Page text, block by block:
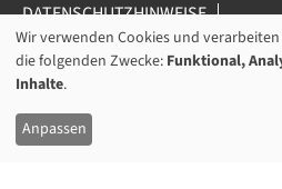
DATENSCHUTZHINWEISE
DATENSCHUTZ-EINSTELLUNGEN
HINWEISGEBERSCHUTZ
(ZZF) e.V.
VERWENDUNG
VON
DATEN
Wir verwenden Cookies und
die folgenden Zwecke: Funktional,
Inhalte.
Anpassen